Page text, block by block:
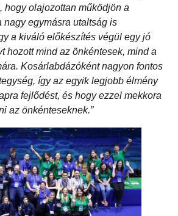
hogy olajozottan működjön a
nagy egymásra utaltság is
a kiváló előkészítés végül egy jó
hozott mind az önkéntesek, mind a
Kosárlabdázóként nagyon fontos
így az egyik legjobb élmény
fejlődést, és hogy ezzel mekkora
az önkénteseknek.”